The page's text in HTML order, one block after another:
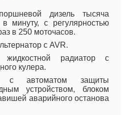
дизель тысяча
в минуту, с регулярностью
в 250 моточасов.
с AVR.
жидкостной радиатор с
кулера.
с автоматом защиты
устройством, блоком
аварийного останова